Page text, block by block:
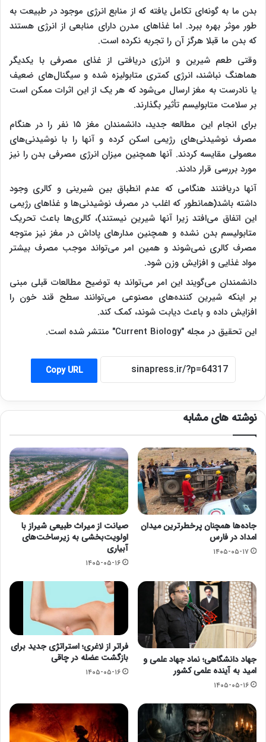
بدن ما به گونه‌ای تکامل یافته که از منابع انرژی موجود در طبیعت به
طور موثر بهره ببرد. اما غذاهای مدرن دارای منابعی از انرژی هستند
که بدن ما قبلا هرگز آن را تجربه نکرده است.
وقتی طعم شیرین و انرژی دریافتی از غذای مصرفی با یکدیگر
هماهنگ نباشند، انرژی کمتری متابولیزه شده و سیگنال‌های ضعیف
یا نادرست به مغز ارسال می‌شود که هر یک از این اثرات ممکن است
بر سلامت متابولیسم تأثیر بگذارند.
برای انجام این مطالعه جدید، دانشمندان مغز ۱۵ نفر را در هنگام
مصرف نوشیدنی‌های رژیمی اسکن کرده و آنها را با نوشیدنی‌های
معمولی مقایسه کردند. آنها همچنین میزان انرژی مصرفی بدن را نیز
مورد بررسی قرار دادند.
آنها دریافتند هنگامی که عدم انطباق بین شیرینی و کالری وجود
داشته باشد(همانطور که اغلب در مصرف نوشیدنی‌ها و غذاهای رژیمی
این اتفاق می‌افتد زیرا آنها شیرین نیستند)، کالری‌ها باعث تحریک
متابولیسم بدن نشده و همچنین مدارهای پاداش در مغز نیز متوجه
مصرف کالری نمی‌شوند و همین امر می‌تواند موجب مصرف بیشتر
مواد غذایی و افزایش وزن شود.
دانشمندان می‌گویند این امر می‌تواند به توضیح مطالعات قبلی مبنی
بر اینکه شیرین کننده‌های مصنوعی می‌توانند سطح قند خون را
افزایش داده و باعث دیابت شوند، کمک کند.
این تحقیق در مجله "Current Biology" منتشر شده است.
Copy URL
نوشته های مشابه
جاده‌ها همچنان پرخطرترین میدان
امداد در فارس
۱۴۰۵-۰۵-۱۷
صیانت از میراث طبیعی شیراز با
اولویت‌بخشی به زیرساخت‌های
آبیاری
۱۴۰۵-۰۵-۱۶
جهاد دانشگاهی؛ نماد جهاد علمی و
امید به آینده علمی کشور
۱۴۰۵-۰۵-۱۶
فراتر از لاغری؛ استراتژی جدید برای
بازگشت عضله در چاقی
۱۴۰۵-۰۵-۱۶